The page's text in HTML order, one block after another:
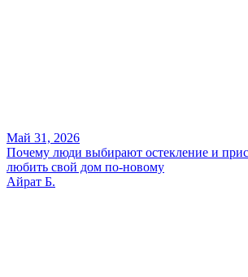
Май 31, 2026
Почему люди выбирают остекление и
любить свой дом по-новому
Айрат Б.